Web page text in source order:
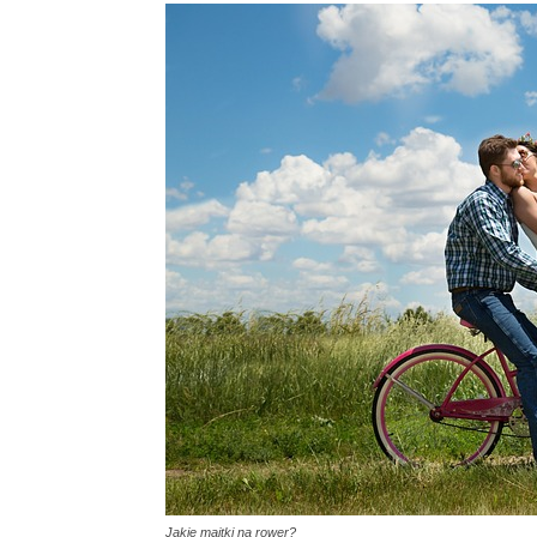
Jakie majtki na rower?